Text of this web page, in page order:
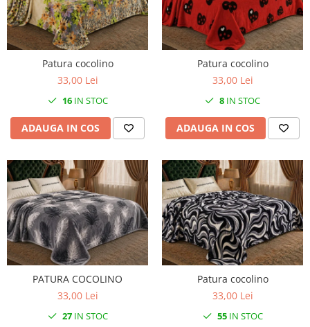
Patura cocolino
33,00 Lei
16IN STOC
ADAUGA IN COS
Patura cocolino
33,00 Lei
8 IN STOC
ADAUGA IN COS
PATURA COCOLINO
33,00 Lei
27IN STOC
Patura cocolino
33,00 Lei
55IN STOC